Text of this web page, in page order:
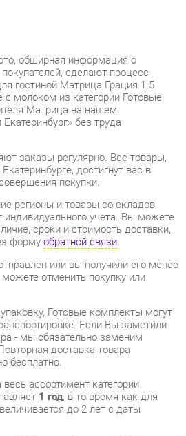
обширная информация о
сделают процесс
гостиной Матрица Грация 1.5
из категории Готовые
Матрица на нашем
без труда
заказы регулярно. Все товары,
достигнут вас в
покупки.
регионы и товары со складов
учета. Вы можете
сроки и стоимость доставки,
форму обратной связи
или вы получили его менее
отменить покупку или
Готовые комплекты могут
Если Вы заметили
- мы обязательно заменим
доставка товара
бесплатно.
ассортимент категории
1 год, в то время как для
до 2 лет с даты
Матрица Грация 1.5 МДФ
- это высококачественный
, соответствующий
стандартам.